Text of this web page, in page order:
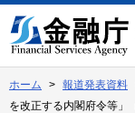
文
へ
動
ホーム 報道発表資料
を改正する内閣府令等」